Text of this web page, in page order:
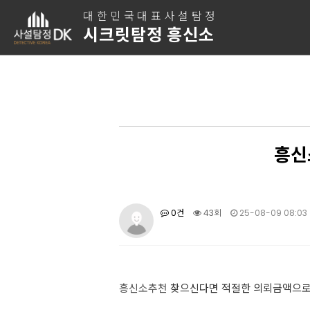
대한민국대표사설탐정
시크릿탐정 흥신소
흥
0건 43회 25-08-09 08:03
흥신소추천 찾으신다면 적절한 의뢰금액으